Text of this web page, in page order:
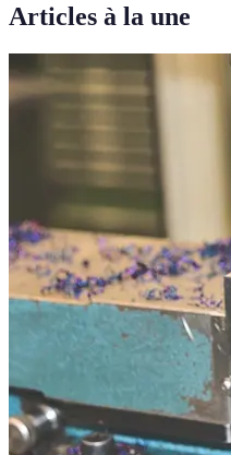
Articles à la une